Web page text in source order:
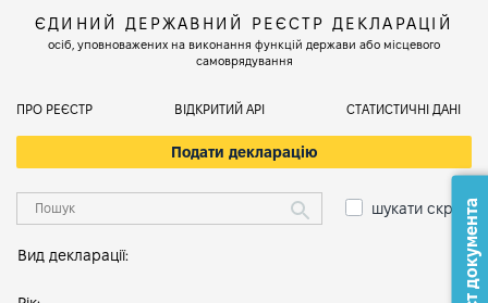
ЄДИНИЙ ДЕРЖАВНИЙ РЕЄСТР ДЕКЛАРАЦІЙ
осіб, уповноважених на виконання функцій держави або місцевого
самоврядування
ПРО РЕЄСТР ВІДКРИТИЙ АРІ СТАТИСТИЧНІ ДАНІ
Подати декларацію
шукати скрізь
Вид декларації: Зміст документа